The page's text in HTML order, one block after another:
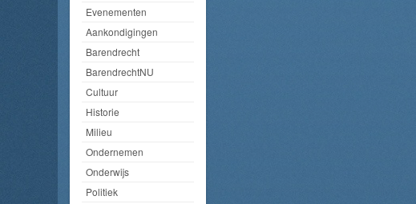
Evenementen
Aankondigingen
Barendrecht
BarendrechtNU
Cultuur
Historie
Milieu
Ondernemen
Onderwijs
Politiek